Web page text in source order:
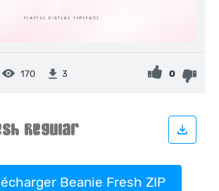
170 3 0
Beanie Fresh ZIP